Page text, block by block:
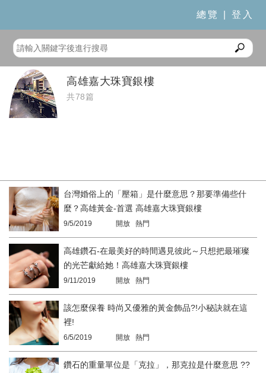
總覽 登入
高雄嘉大珠寶銀樓
共78篇
台灣婚俗上的「壓箱」是什麼意思？那要準備些什
麼？高雄黃金-首選 高雄嘉大珠寶銀樓
9/5/2019 開放 熱門
高雄鑽石-在最美好的時間遇見彼此～只想把最璀璨
的光芒獻給她！高雄嘉大珠寶銀樓
9/11/2019 開放 熱門
該怎麼保養 時尚又優雅的黃金飾品?!小秘訣就在這
裡!
6/5/2019 開放 熱門
鑽石的重量單位是「克拉」，那克拉是什麼意思 ??